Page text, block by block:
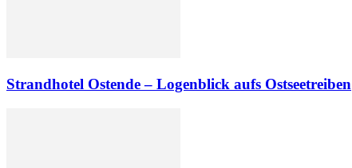
Strandhotel Ostende – Logenblick aufs Ostseetreiben